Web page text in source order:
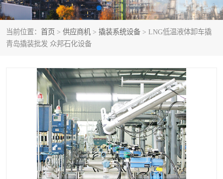
当前位置： 首页 > 供应商机 > 撬装系统设备 > LNG低温液体卸车撬
青岛撬装批发 众邦石化设备
液氨鹤管 液化气鹤管
鹤管配件 活动梯栈台
撬装系统设备 装车鹤管